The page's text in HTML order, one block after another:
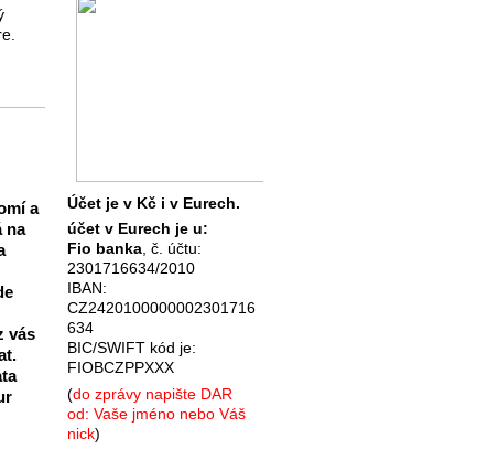
a
na
vás
Účet je v Kč i v Eurech.
účet v Eurech je u:
Fio banka, č. účtu:
2301716634/2010
IBAN:
CZ2420100000002301716
634
BIC/SWIFT kód je:
FIOBCZPPXXX
(do zprávy napište DAR
od: Vaše jméno nebo Váš
nick)